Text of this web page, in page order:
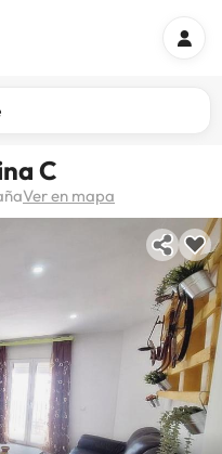
C
Ver en mapa